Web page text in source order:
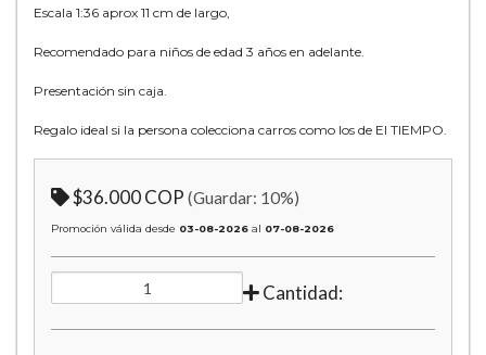
Escala 1:36 aprox 11 cm de largo,
Recomendado para niños de edad 3 años en adelante.
Presentación sin caja.
Regalo ideal si la persona colecciona carros como los de El TIEMPO.
$36.000 COP (Guardar: 10%)
Promoción válida desde 03-08-2026 al 07-08-2026
Cantidad: